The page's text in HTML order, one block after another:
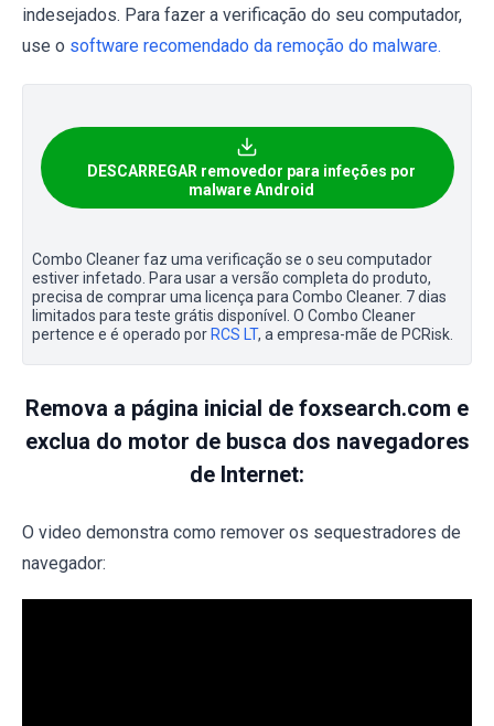
indesejados. Para fazer a verificação do seu computador,
use o software recomendado da remoção do malware.
DESCARREGAR removedor para infeções por
malware Android
Combo Cleaner faz uma verificação se o seu computador
estiver infetado. Para usar a versão completa do produto,
precisa de comprar uma licença para Combo Cleaner. 7 dias
limitados para teste grátis disponível. O Combo Cleaner
pertence e é operado por RCS LT, a empresa-mãe de PCRisk.
Remova a página inicial de foxsearch.com e
exclua do motor de busca dos navegadores
de Internet:
O video demonstra como remover os sequestradores de
navegador: